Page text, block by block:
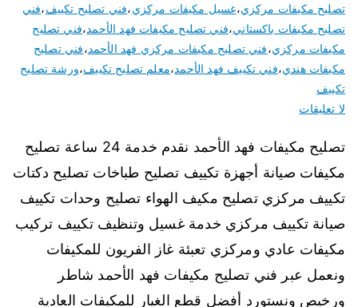
تصليح مكيفات مركزي،غسيل مكيفات مركزي،فني تصليح تكييف،فني
تصليح مكيفات باكستاني،فني تصليح مكيفات فهد الأحمد،فني تصليح
مكيفات مركزي،فني تصليح مكيفات مركزي فهد الأحمد،فني تصليح
مكيفات هندي،فني تكييف فهد الأحمد،معلم تصليح تكييف،ورشة تصليح
تكييف
لا تعليقات
تصليح مكيفات فهد الأحمد نقدم خدمة 24 ساعة تصليح
مكيفات صيانة أجهزة تكييف تصليح طباخات تصليح دكتات
تكييف مركزي تصليح مكيف الهواء تصليح وحدات تكييف
صيانة تكييف مركزي خدمة غسيل وتنظيف تكييف تركيب
مكيفات عادي ومركزي تعبئة غاز الفريون للمكيفات
ونعمل عبر فني تصليح مكيفات فهد الأحمد شاطر
ورخيص ونستورد أفضل قطع الغيار للمكيفات العادية